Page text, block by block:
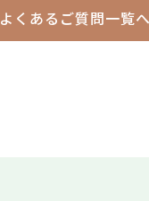
よくあるご質問一覧へ